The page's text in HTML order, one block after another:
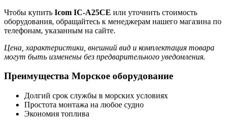
Чтобы купить Icom IC-A25CE или уточнить стоимость
оборудования, обращайтесь к менеджерам нашего магазина по
телефонам, указанным на сайте.
Цена, характеристики, внешний вид и комплектация товара
могут быть изменены без предварительного уведомления.
Преимущества Морское оборудование
Долгий срок службы в морских условиях
Простота монтажа на любое судно
Экономия топлива